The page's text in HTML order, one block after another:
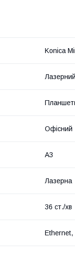
Konica
Лазерний
Офісний
А3
Лазерна
36 ст./хв
Ethernet,